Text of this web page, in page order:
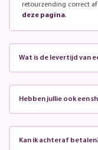
retourzending correct
deze pagina.
Wat is de levertijd van
Hebben jullie ook een
Kan ik achteraf